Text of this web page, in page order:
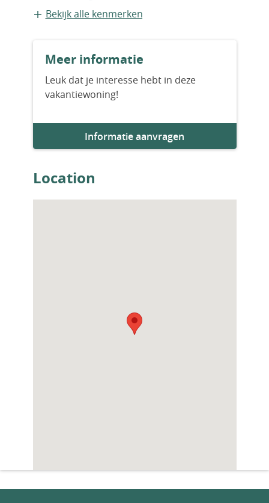
Appartement
Nieuwbouw
Bouwjaar
Aantal slaapkamers
Aantal badkamers
Bekijk alle kenmerken
Meer informatie
Leuk dat je interesse hebt in deze
vakantiewoning!
Informatie aanvragen
Location